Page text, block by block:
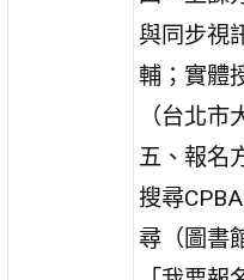
與同步視
輔；實體
（台北
五、報名
搜尋
尋（圖書